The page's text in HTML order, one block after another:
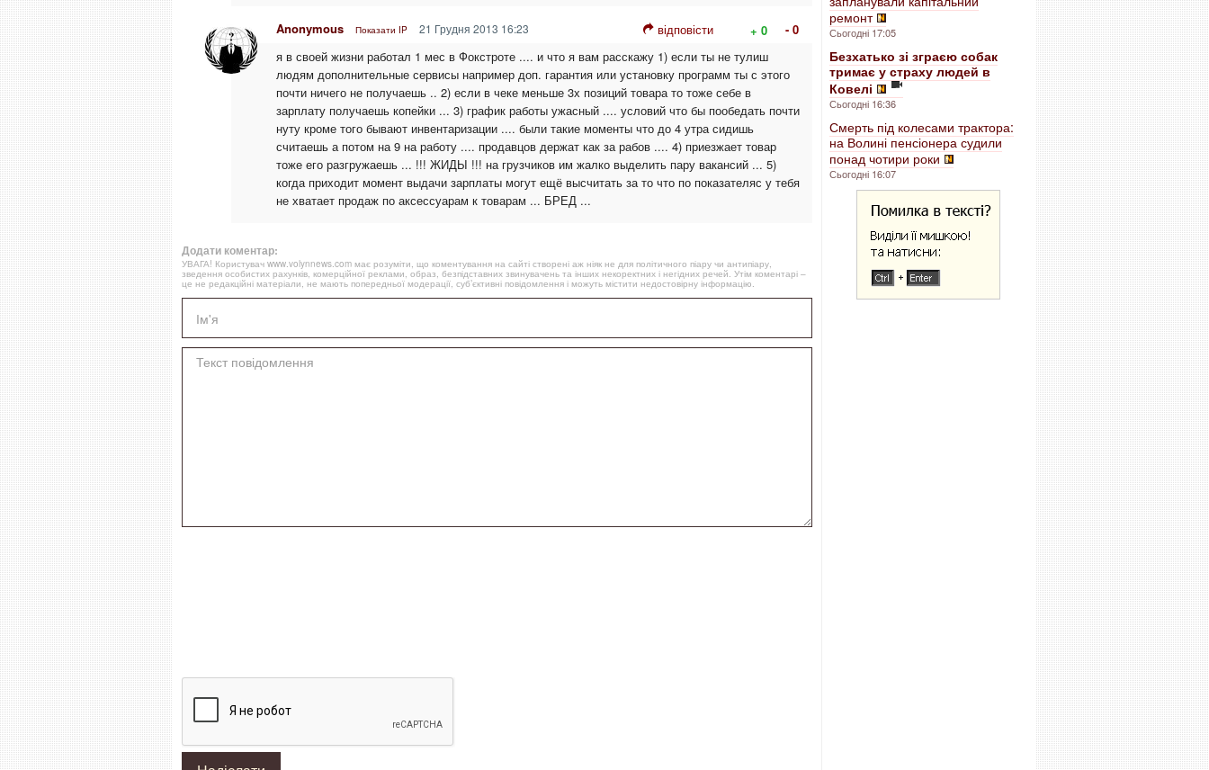
Anonymous Показати IP 21 Грудня 2013 16:23 відповісти + 0
- 0
я в своей жизни работал 1 мес в Фокстроте .... и что я вам расскажу 1) если ты не тулиш
людям дополнительные сервисы например доп. гарантия или установку программ ты с этого
почти ничего не получаешь .. 2) если в чеке меньше 3х позиций товара то тоже себе в
зарплату получаешь копейки ... 3) график работы ужасный .... условий что бы пообедать почти
нуту кроме того бывают инвентаризации .... были такие моменты что до 4 утра сидишь
считаешь а потом на 9 на работу .... продавцов держат как за рабов .... 4) приезжает товар
тоже его разгружаешь ... !!! ЖИДЫ !!! на грузчиков им жалко выделить пару вакансий ... 5)
когда приходит момент выдачи зарплаты могут ещё высчитать за то что по показателяс у тебя
не хватает продаж по аксессуарам к товарам ... БРЕД ...
Додати коментар:
УВАГА! Користувач www.volynnews.com має розуміти, що коментування на сайті створені аж ніяк не для політичного піару чи антипіару,
зведення особистих рахунків, комерційної реклами, образ, безпідставних звинувачень та інших некоректних і негідних речей. Утім коментарі –
це не редакційні матеріали, не мають попередньої модерації, суб’єктивні повідомлення і можуть містити недостовірну інформацію.
ремонт
Сьогодні 17:05
Безхатько зі зграєю собак
тримає у страху людей в
Ковелі
Сьогодні 16:36
Смерть під колесами трактора:
на Волині пенсіонера судили
понад чотири роки
Сьогодні 16:07